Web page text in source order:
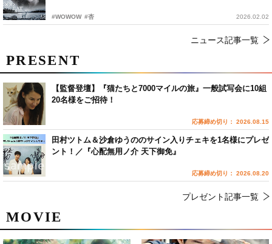
#WOWOW #杏 2026.02.02
ニュース記事一覧
MOVIE
PRESENT
【監督登壇】『猫たちと7000マイルの旅』一般試写会に10組
20名様をご招待！
応募締め切り： 2026.08.15
田村ツトム＆沙倉ゆうののサイン入りチェキを1名様にプレゼ
ント！／『心配無用ノ介 天下御免』
応募締め切り： 2026.08.20
プレゼント記事一覧